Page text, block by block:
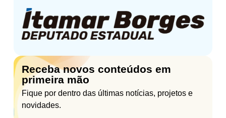
Receba novos conteúdos em
primeira mão
Fique por dentro das últimas notícias, projetos e
novidades.